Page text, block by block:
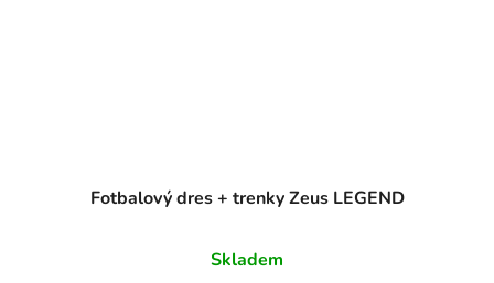
Fotbalový dres + trenky Zeus LEGEND
Skladem